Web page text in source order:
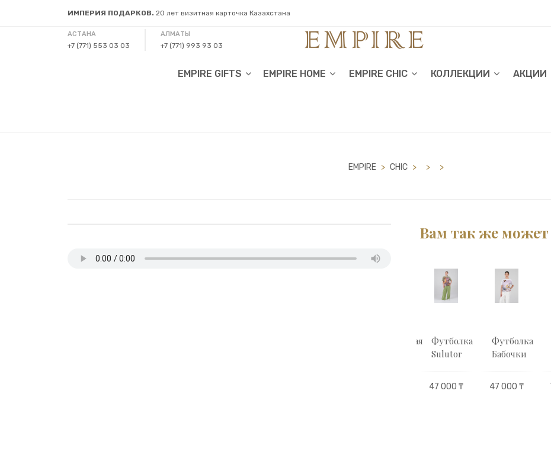
ИМПЕРИЯ ПОДАРКОВ. 20 лет визитная карточка Казахстана
АСТАНА
+7 (771) 553 03 03
АЛМАТЫ
+7 (771) 993 93 03
EMPIRE GIFTS EMPIRE HOME EMPIRE CHIC КОЛЛЕКЦИИ АКЦИИ
EMPIRE > CHIC > > >
Вам так же может
Утеплённая
Футболка
Sulutor
47 000 ₸
Футболка
Бабочки
47 000 ₸